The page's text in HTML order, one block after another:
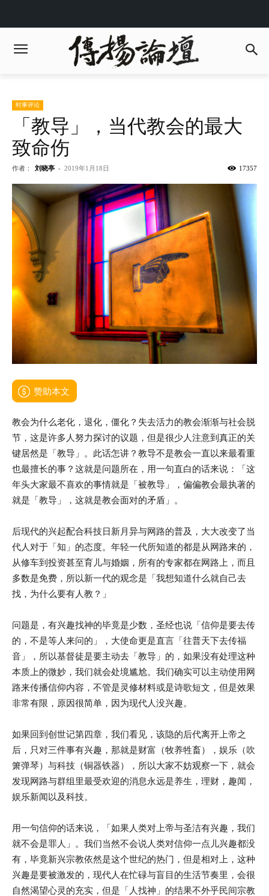
时事评论
「教导」，当代教会的最大
致命伤
作者： 刘晓亭 - 2019年1月18日 17357
赞助本文
教会为什么老化，退化，僵化？失去活力的教会渐渐与社会脱
节，这是许多人努力探讨的议题，但是很少人注意到真正的关
键居然是「教导」。此话怎讲？教导不是教会一直以来最看重
也最擅长的事？这就是问题所在，用一句直白的话来说：「这
年头大家最不喜欢的事情就是「被教导」，偏偏教会最执著的
就是「教导」，这就是教会面对的矛盾」。
后现代的兴起配合科技日新月异与网路的普及，大大改变了当
代人对于「知」的态度。年轻一代所知道的都是从网路来的，
从修车到投资甚至育儿与婚姻，所有的专家都在网路上，而且
多数是免费，所以新一代的观念是「我想知道什么就自己去
找，为什么要有人教？」
问题是，有兴趣找神的毕竟是少数，圣经也说「信仰是要去传
的，不是等人来问的」，大使命更是直言「往普天下去传福
音」，所以基督徒是要主动去「教导」的，如果没有处理这种
本质上的微妙，我们就会处境尴尬。我们确实可以主动使用网
路来传播信仰内容，不管是灵修材料或是诗歌短文，但是效果
非常有限，原因很简单，因为现代人没兴趣。
如果回到创世记第四章，我们看见，该隐的后代离开上帝之
后，只对三件事有兴趣，那就是财富（牧养牲畜），娱乐（吹
箫弹琴）与科技（铜器铁器），所以大家不妨观察一下，就会
发现网路与群组里最受欢迎的消息永远是养生，理财，趣闻，
娱乐新闻以及科技。
用一句信仰的话来说，「如果人类对上帝与圣洁有兴趣，我们
就不会是罪人」。我们当然不会说人类对信仰一点儿兴趣都没
有，毕竟新兴宗教依然是这个世纪的热门，但是相对上，这种
兴趣是要被激发的，现代人在忙碌与盲目的生活节奏里，会很
自然渴望心灵的充实，但是「人找神」的结果不外乎民间宗教